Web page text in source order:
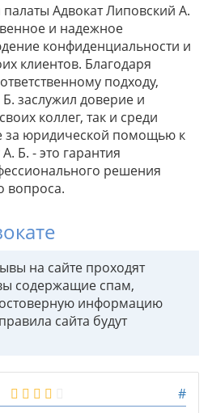
Адвокат Липовский А.
и надежное
конфиденциальности и
клиентов. Благодаря
подходу,
заслужил доверие и
коллег, так и среди
за юридической помощью к
Б. - это гарантия
решения
вопроса.
на сайте проходят
содержащие спам,
информацию
сайта будут
#